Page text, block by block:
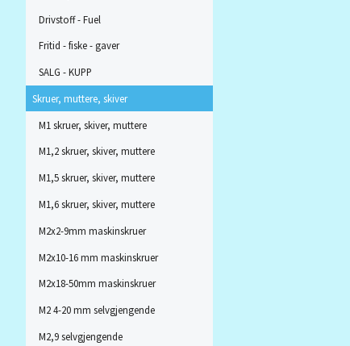
Drivstoff - Fuel
Fritid - fiske - gaver
SALG - KUPP
Skruer, muttere, skiver
M1 skruer, skiver, muttere
M1,2 skruer, skiver, muttere
M1,5 skruer, skiver, muttere
M1,6 skruer, skiver, muttere
M2x2-9mm maskinskruer
M2x10-16 mm maskinskruer
M2x18-50mm maskinskruer
M2 4-20 mm selvgjengende
M2,9 selvgjengende